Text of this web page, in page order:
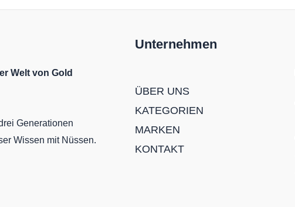
Welt von Gold
Generationen
Wissen mit Nüssen.
Unternehmen
ÜBER UNS
KATEGORIEN
MARKEN
KONTAKT